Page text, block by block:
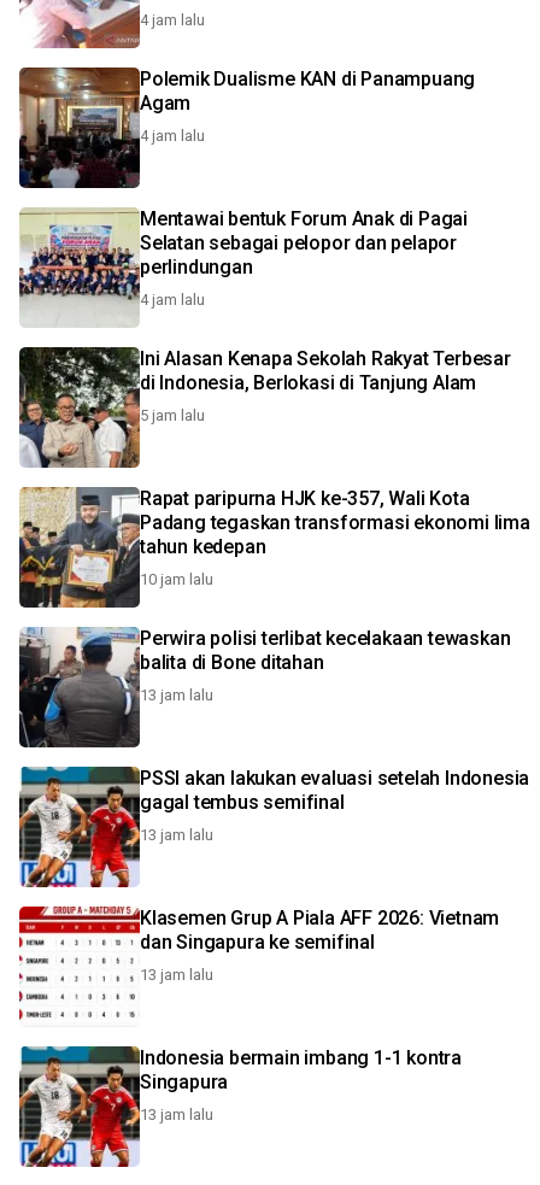
4 jam lalu
Polemik Dualisme KAN di Panampuang
Agam
4 jam lalu
Mentawai bentuk Forum Anak di Pagai
Selatan sebagai pelopor dan pelapor
perlindungan
4 jam lalu
Ini Alasan Kenapa Sekolah Rakyat Terbesar
di Indonesia, Berlokasi di Tanjung Alam
5 jam lalu
Rapat paripurna HJK ke-357, Wali Kota
Padang tegaskan transformasi ekonomi lima
tahun kedepan
10 jam lalu
Perwira polisi terlibat kecelakaan tewaskan
balita di Bone ditahan
13 jam lalu
PSSI akan lakukan evaluasi setelah Indonesia
gagal tembus semifinal
13 jam lalu
Klasemen Grup A Piala AFF 2026: Vietnam
dan Singapura ke semifinal
13 jam lalu
Indonesia bermain imbang 1-1 kontra
Singapura
13 jam lalu